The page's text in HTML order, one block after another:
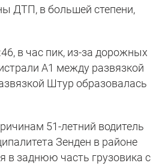
ДТП, в большей степени,
в час пик, из-за дорожных
А1 между развязкой
Штур образовалась
51-летний водитель
Зенден в районе
в заднюю часть грузовика с